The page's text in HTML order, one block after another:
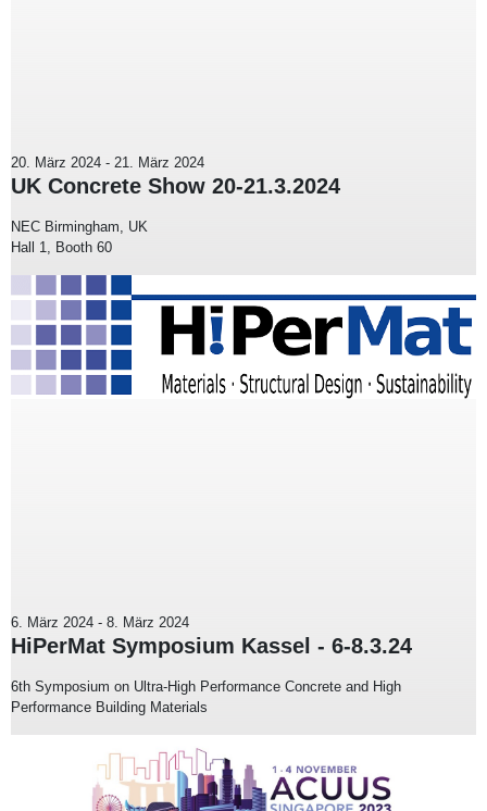
20. März 2024 - 21. März 2024
UK Concrete Show 20-21.3.2024
NEC Birmingham, UK
Hall 1, Booth 60
6. März 2024 - 8. März 2024
HiPerMat Symposium Kassel - 6-8.3.24
6th Symposium on Ultra-High Performance Concrete and High
Performance Building Materials